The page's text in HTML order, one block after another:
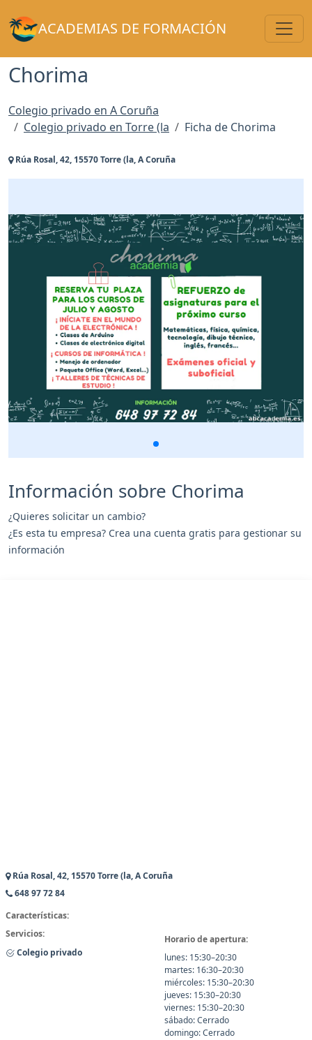
ACADEMIAS DE FORMACIÓN
Chorima
Colegio privado en A Coruña
Colegio privado en Torre (la
Ficha de Chorima
Rúa Rosal, 42, 15570 Torre (la, A Coruña
Información sobre Chorima
¿Quieres solicitar un cambio?
¿Es esta tu empresa? Crea una cuenta gratis para gestionar su
información
Rúa Rosal, 42, 15570 Torre (la, A Coruña
648 97 72 84
Características:
Servicios:
Colegio privado
Horario de apertura:
lunes: 15:30–20:30
martes: 16:30–20:30
miércoles: 15:30–20:30
jueves: 15:30–20:30
viernes: 15:30–20:30
sábado: Cerrado
domingo: Cerrado